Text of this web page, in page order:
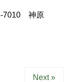
7010 神原
Next »